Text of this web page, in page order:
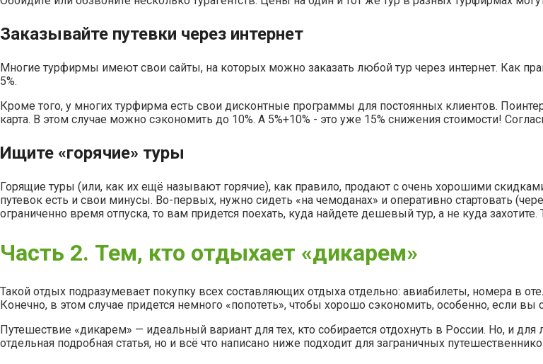
Заказывайте путевки через интернет
Многие турфирмы имеют свои сайты, на которых можно заказать любой тур через интернет. Как
5%.
Кроме того, у многих турфирма есть свои дисконтные программы для постоянных клиентов.
карта. В этом случае можно сэкономить до 10%. А 5%+10% - это уже 15% снижения стоимости!
Ищите «горячие» туры
Горящие туры (или, как их ещё называют горячие), как правило, продают с очень хорошими
путевок есть и свои минусы. Во-первых, нужно сидеть «на чемоданах» и оперативно стартовать
ограниченно время отпуска, то вам придется поехать, куда найдете дешевый тур, а не куда
Часть 2. Тем, кто отдыхает «дикарем»
Такой отдых подразумевает покупку всех составляющих отдыха отдельно: авиабилеты, номера в
Конечно, в этом случае придется немного «попотеть», чтобы хорошо сэкономить, особенно, если
Путешествие «дикарем» — идеальный вариант для тех, кто собирается отдохнуть в России. Но, и
отдельная подробная статья, но и всё что написано ниже подходит для заграничных